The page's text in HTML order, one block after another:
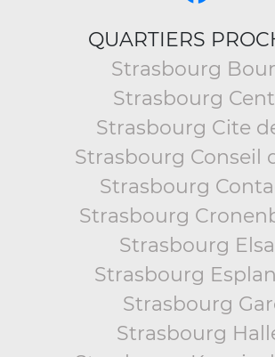
QUARTIERS
Strasbourg
Strasbourg
Strasbourg Cite
Strasbourg Conseil
Strasbourg
Strasbourg
Strasbourg
Strasbourg
Strasbourg
Strasbourg